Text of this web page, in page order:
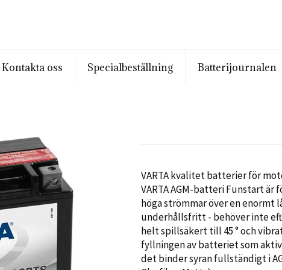
Kontakta oss Specialbeställning Batterijournalen
VARTA kvalitet batterier för
VARTA AGM-batteri Funstart är
höga strömmar över en
underhållsfritt - behöver inte
helt spillsäkert till 45 ° och
fyllningen avbatteriet som
detbindersyran fullständigt i